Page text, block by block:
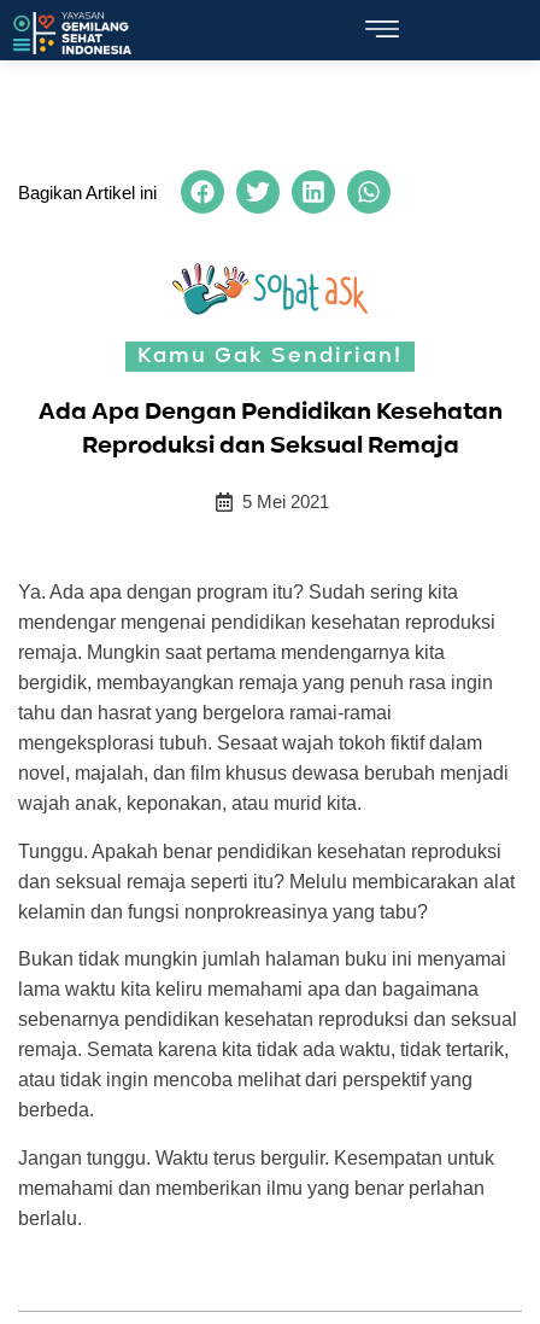
Bagikan Artikel ini
Kamu Gak Sendirian!
Ada Apa Dengan Pendidikan Kesehatan
Reproduksi dan Seksual Remaja
5 Mei 2021
Ya. Ada apa dengan program itu? Sudah sering kita
mendengar mengenai pendidikan kesehatan reproduksi
remaja. Mungkin saat pertama mendengarnya kita
bergidik, membayangkan remaja yang penuh rasa ingin
tahu dan hasrat yang bergelora ramai-ramai
mengeksplorasi tubuh. Sesaat wajah tokoh fiktif dalam
novel, majalah, dan film khusus dewasa berubah menjadi
wajah anak, keponakan, atau murid kita.
Tunggu. Apakah benar pendidikan kesehatan reproduksi
dan seksual remaja seperti itu? Melulu membicarakan alat
kelamin dan fungsi nonprokreasinya yang tabu?
Bukan tidak mungkin jumlah halaman buku ini menyamai
lama waktu kita keliru memahami apa dan bagaimana
sebenarnya pendidikan kesehatan reproduksi dan seksual
remaja. Semata karena kita tidak ada waktu, tidak tertarik,
atau tidak ingin mencoba melihat dari perspektif yang
berbeda.
Jangan tunggu. Waktu terus bergulir. Kesempatan untuk
memahami dan memberikan ilmu yang benar perlahan
berlalu.